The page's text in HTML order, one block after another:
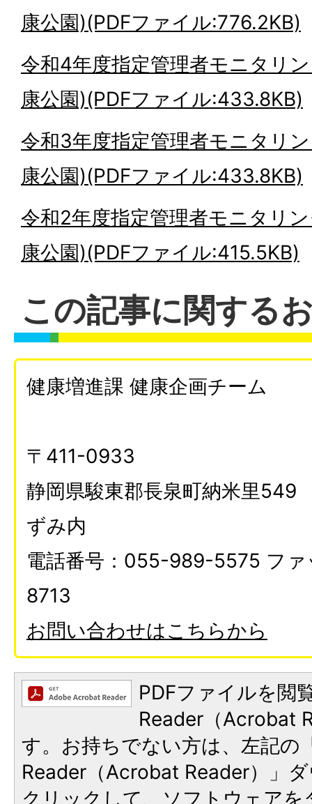
康公園)(PDFファイル:776.2KB)
令和4年度指定管理者モニタリ
康公園)(PDFファイル:433.8KB)
令和3年度指定管理者モニタリ
康公園)(PDFファイル:433.8KB)
令和2年度指定管理者モニタリ
康公園)(PDFファイル:415.5KB)
この記事に関する
健康増進課 健康企画チーム
〒411-0933
静岡県駿東郡長泉町納米里
ずみ内
電話番号：055-989-5575 フ
8713
お問い合わせはこちらから
PDFファイルを閲
Reader（Acrobat
す。お持ちでない方は、左記の
Reader（Acrobat Reader）」
クリックして、ソフトウェア